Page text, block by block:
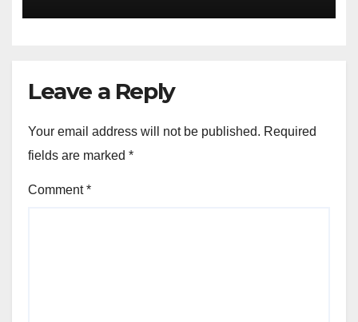
Leave a Reply
Your email address will not be published. Required
fields are marked *
Comment*